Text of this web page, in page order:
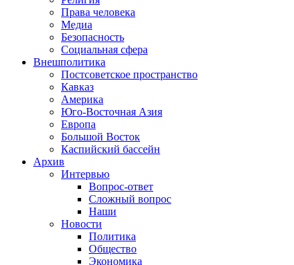
Права человека
Медиа
Безопасность
Социальная сфера
Внешполитика
Постсоветское пространство
Кавказ
Америка
Юго-Восточная Азия
Европа
Большой Восток
Каспийский бассейн
Архив
Интервью
Вопрос-ответ
Сложный вопрос
Наши
Новости
Политика
Общество
Экономика